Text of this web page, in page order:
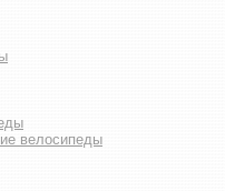
велосипеды